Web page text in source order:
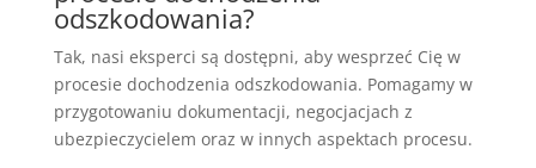
odszkodowania?
Tak, nasi eksperci są dostępni, aby wesprzeć Cię w
procesie dochodzenia odszkodowania. Pomagamy w
przygotowaniu dokumentacji, negocjacjach z
ubezpieczycielem oraz w innych aspektach procesu.